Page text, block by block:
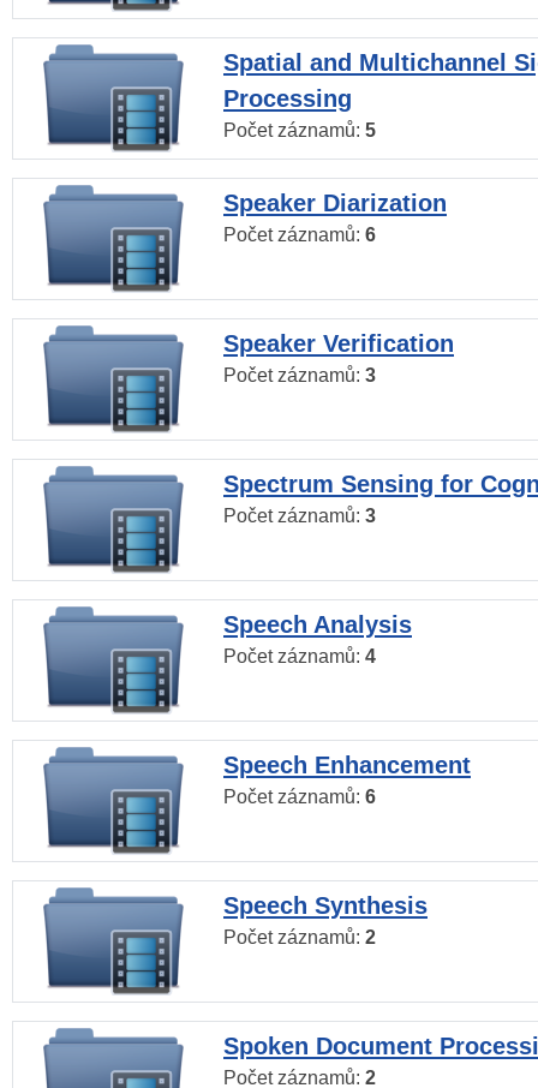
Spatial and Multichannel
Processing
Počet záznamů: 5
Speaker Diarization
Počet záznamů: 6
Speaker Verification
Počet záznamů: 3
Spectrum Sensing for
Počet záznamů: 3
Speech Analysis
Počet záznamů: 4
Speech Enhancement
Počet záznamů: 6
Speech Synthesis
Počet záznamů: 2
Spoken Document
Počet záznamů: 2